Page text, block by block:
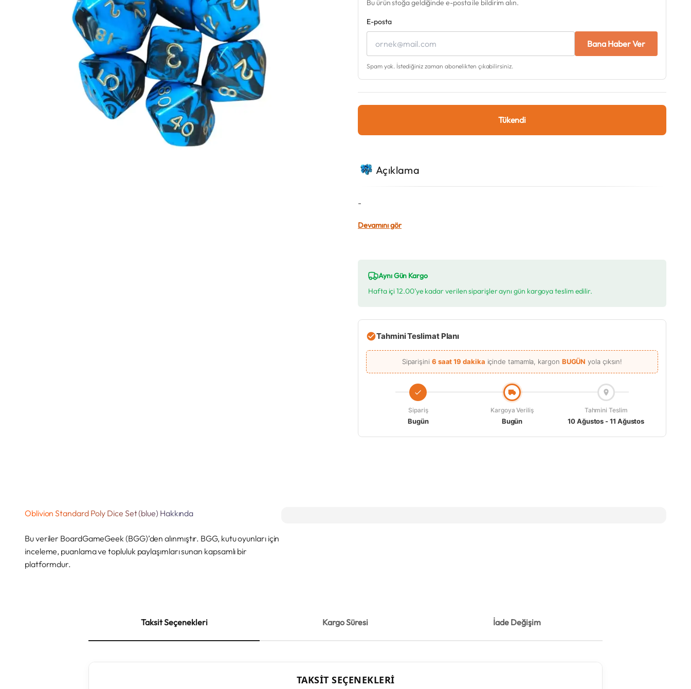
Bu ürün stoğa geldiğinde e-posta ile bildirim alın.
E-posta
Bana Haber Ver
Spam yok. İstediğiniz zaman abonelikten çıkabilirsiniz.
Tükendi
Açıklama
-
Devamını gör
Aynı Gün Kargo
Hafta içi 12.00’ye kadar verilen siparişler aynı gün kargoya teslim edilir.
Tahmini Teslimat Planı
Siparişini 6 saat 19 dakika içinde tamamla, kargon BUGÜN yola çıksın!
Sipariş
Bugün
Kargoya Veriliş
Bugün
Tahmini Teslim
10 Ağustos - 11 Ağustos
Oblivion Standard Poly Dice Set (blue) Hakkında
Bu veriler BoardGameGeek (BGG)’den alınmıştır. BGG, kutu oyunları için
inceleme, puanlama ve topluluk paylaşımları sunan kapsamlı bir
platformdur.
Taksit Seçenekleri
TAKSIT SEÇENEKLERI
Kargo Süresi İade Değişim